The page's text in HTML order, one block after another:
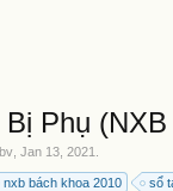
Phụ
,Jan 13, 2021
nxb bách khoa 2010 sổ